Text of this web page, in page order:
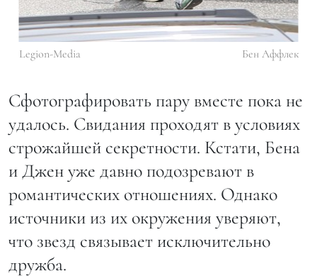
Legion-Media Бен Аффлек
Сфотографировать пару вместе пока не
удалось. Свидания проходят в условиях
строжайшей секретности. Кстати, Бена
и Джен уже давно подозревают в
романтических отношениях. Однако
источники из их окружения уверяют,
что звезд связывает исключительно
дружба.